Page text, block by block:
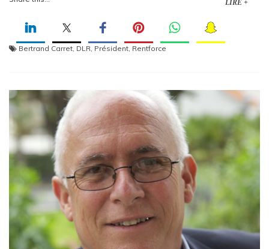
LIRE +
Bertrand Carret DLR Président Rentforce